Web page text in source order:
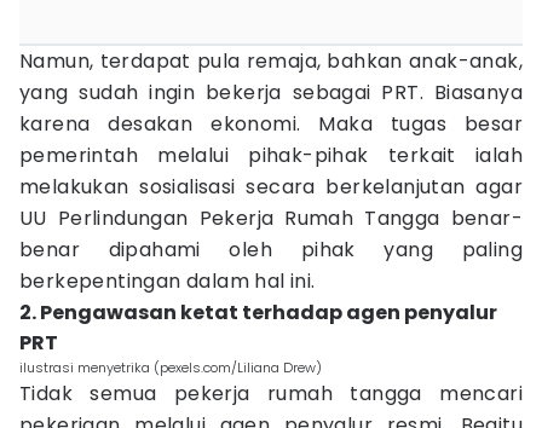
Namun, terdapat pula remaja, bahkan anak-anak,
yang sudah ingin bekerja sebagai PRT. Biasanya
karena desakan ekonomi. Maka tugas besar
pemerintah melalui pihak-pihak terkait ialah
melakukan sosialisasi secara berkelanjutan agar
UU Perlindungan Pekerja Rumah Tangga benar-
benar dipahami oleh pihak yang paling
berkepentingan dalam hal ini.
2. Pengawasan ketat terhadap agen penyalur
PRT
ilustrasi menyetrika (pexels.com/Liliana Drew)
Tidak semua pekerja rumah tangga mencari